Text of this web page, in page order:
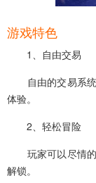
游戏特色
1、自由交易
自由的交易系统
体验。
2、轻松冒险
玩家可以尽情的
解锁。